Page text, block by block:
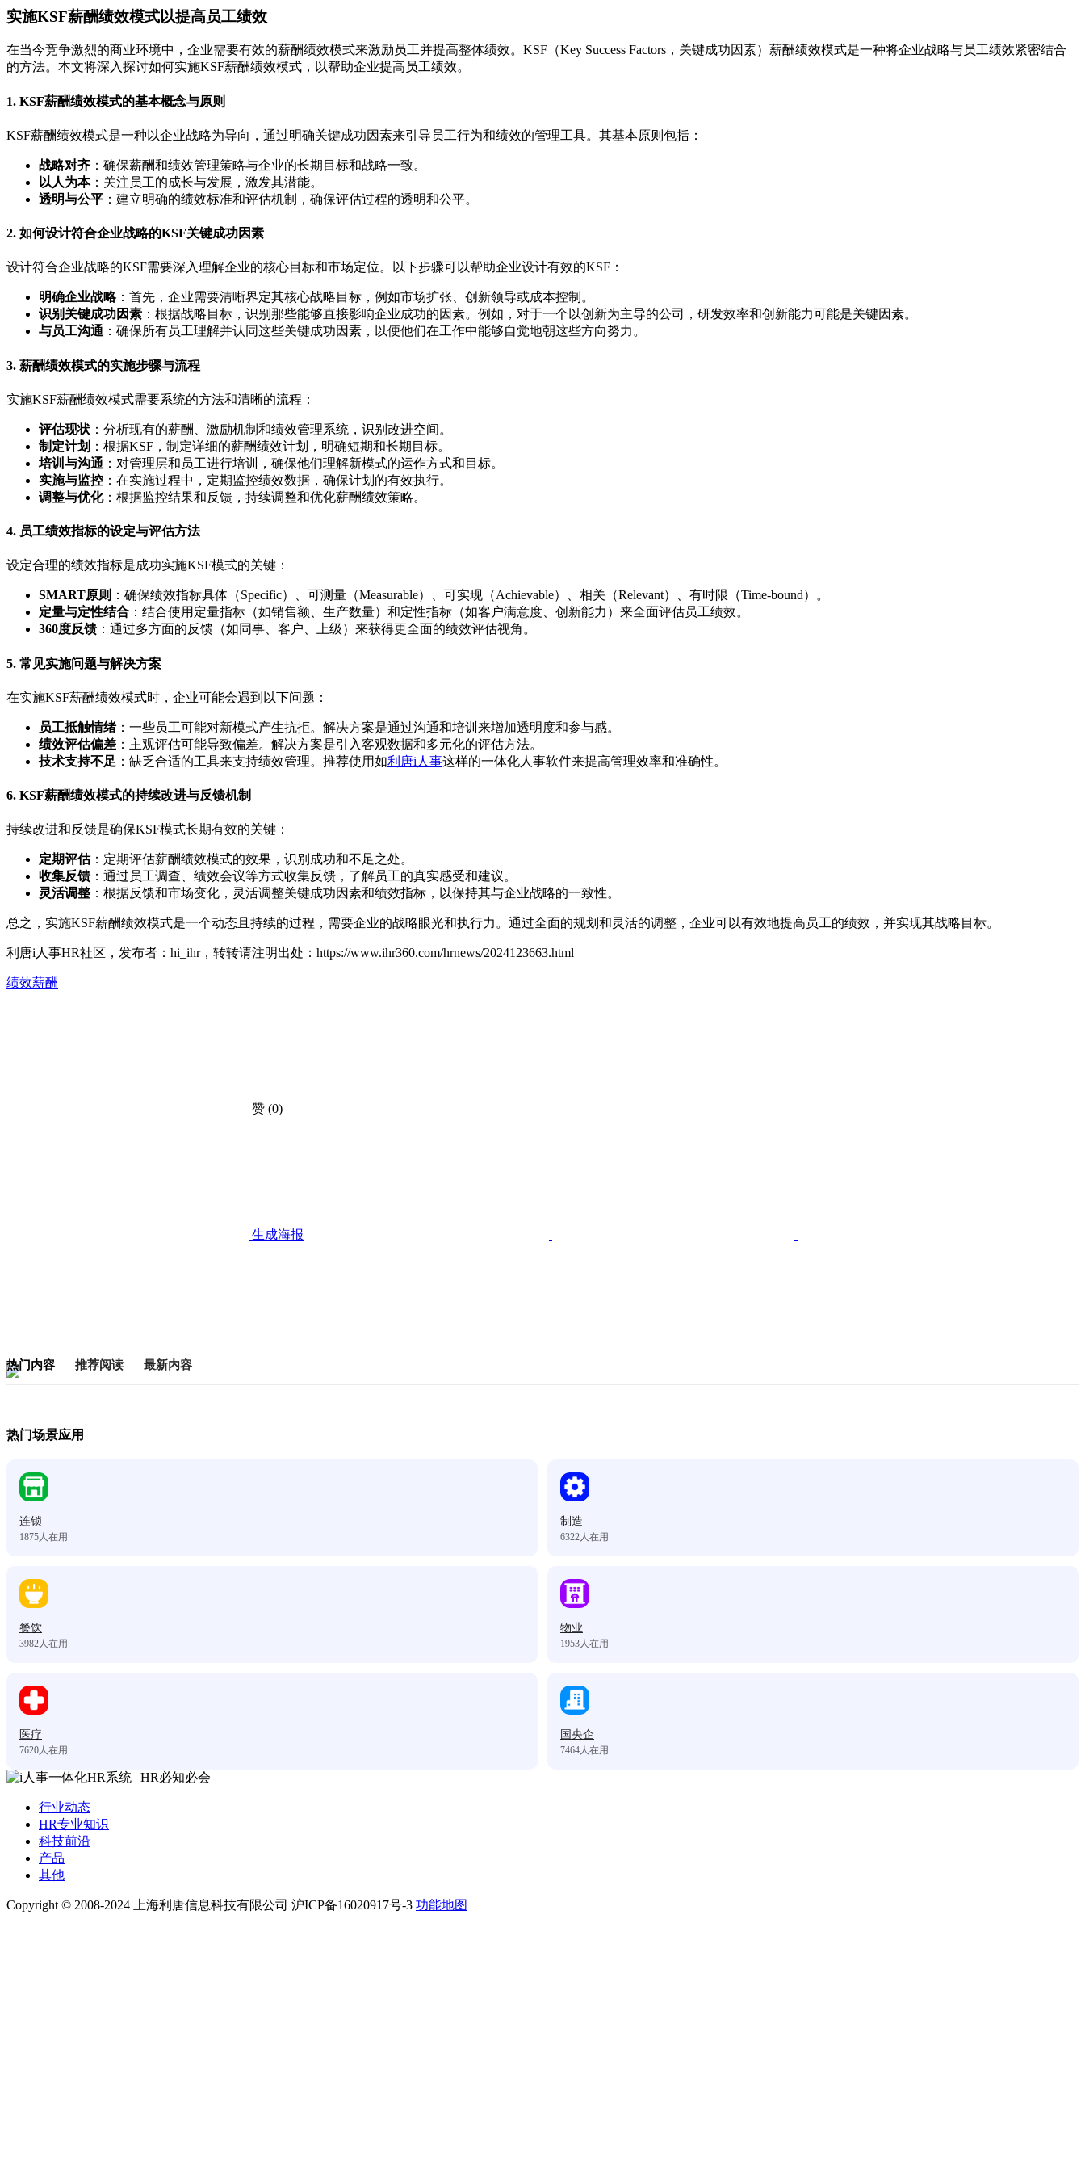
实施KSF薪酬绩效模式以提高员工绩效
在当今竞争激烈的商业环境中，企业需要有效的薪酬绩效模式来激励员工并提高整体绩效。KSF（Key Success Factors，关键成功因素）薪酬绩效模式是一种将企业战略与员工绩效紧密结合
的方法。本文将深入探讨如何实施KSF薪酬绩效模式，以帮助企业提高员工绩效。
1. KSF薪酬绩效模式的基本概念与原则
KSF薪酬绩效模式是一种以企业战略为导向，通过明确关键成功因素来引导员工行为和绩效的管理工具。其基本原则包括：
战略对齐 ：确保薪酬和绩效管理策略与企业的长期目标和战略一致。
以人为本：关注员工的成长与发展，激发其潜能。
透明与公平 ：建立明确的绩效标准和评估机制，确保评估过程的透明和公平。
2. 如何设计符合企业战略的KSF关键成功因素
设计符合企业战略的KSF需要深入理解企业的核心目标和市场定位。以下步骤可以帮助企业设计有效的KSF：
明确企业战略：首先，企业需要清晰界定其核心战略目标，例如市场扩张、创新领导或成本控制。
识别关键成功因素 ：根据战略目标，识别那些能够直接影响企业成功的因素。例如，对于一个以创新为主导的公司，研发效率和创新能力可能是关键因素。
与员工沟通 ：确保所有员工理解并认同这些关键成功因素，以便他们在工作中能够自觉地朝这些方向努力。
3. 薪酬绩效模式的实施步骤与流程
实施KSF薪酬绩效模式需要系统的方法和清晰的流程：
评估现状 ：分析现有的薪酬、激励机制和绩效管理系统，识别改进空间。
制定计划 ：根据KSF，制定详细的薪酬绩效计划，明确短期和长期目标。
培训与沟通 ：对管理层和员工进行培训，确保他们理解新模式的运作方式和目标。
实施与监控 ：在实施过程中，定期监控绩效数据，确保计划的有效执行。
调整与优化：根据监控结果和反馈，持续调整和优化薪酬绩效策略。
4. 员工绩效指标的设定与评估方法
设定合理的绩效指标是成功实施KSF模式的关键：
SMART原则 ：确保绩效指标具体（Specific）、可测量（Measurable）、可实现（Achievable）、相关（Relevant）、有时限（Time-bound）。
定量与定性结合 ：结合使用定量指标（如销售额、生产数量）和定性指标（如客户满意度、创新能力）来全面评估员工绩效。
360度反馈 ：通过多方面的反馈（如同事、客户、上级）来获得更全面的绩效评估视角。
5. 常见实施问题与解决方案
在实施KSF薪酬绩效模式时，企业可能会遇到以下问题：
员工抵触情绪：一些员工可能对新模式产生抗拒。解决方案是通过沟通和培训来增加透明度和参与感。
绩效评估偏差 ：主观评估可能导致偏差。解决方案是引入客观数据和多元化的评估方法。
技术支持不足 ：缺乏合适的工具来支持绩效管理。推荐使用如利唐i人事这样的一体化人事软件来提高管理效率和准确性。
6. KSF薪酬绩效模式的持续改进与反馈机制
持续改进和反馈是确保KSF模式长期有效的关键：
定期评估：定期评估薪酬绩效模式的效果，识别成功和不足之处。
收集反馈 ：通过员工调查、绩效会议等方式收集反馈，了解员工的真实感受和建议。
灵活调整 ：根据反馈和市场变化，灵活调整关键成功因素和绩效指标，以保持其与企业战略的一致性。
总之，实施KSF薪酬绩效模式是一个动态且持续的过程，需要企业的战略眼光和执行力。通过全面的规划和灵活的调整，企业可以有效地提高员工的绩效，并实现其战略目标。
利唐i人事HR社区，发布者：hi_ihr，转转请注明出处： https://www.ihr360.com/hrnews/2024123663.html
绩效薪酬
赞 (0)
生成海报
热门内容 推荐阅读 最新内容
热门场景应用
连锁
1875人在用
制造
6322人在用
餐饮
3982人在用
物业
1953人在用
医疗
7620人在用
国央企
7464人在用
行业动态
HR专业知识
科技前沿
产品
其他
Copyright © 2008-2024 上海利唐信息科技有限公司 沪ICP备16020917号-3 功能地图